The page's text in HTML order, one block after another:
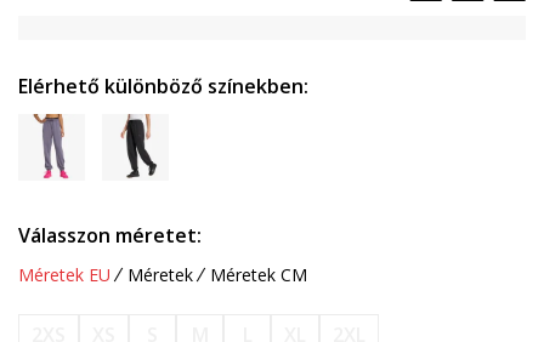
Elérhető különböző színekben:
Válasszon méretet:
Méretek EU Méretek Méretek CM